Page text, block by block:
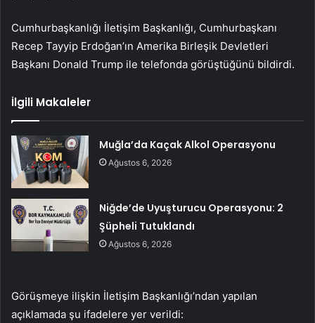
Cumhurbaşkanlığı İletişim Başkanlığı, Cumhurbaşkanı
Recep Tayyip Erdoğan’ın Amerika Birleşik Devletleri
Başkanı Donald Trump ile telefonda görüştüğünü bildirdi.
İlgili Makaleler
Muğla’da Kaçak Alkol Operasyonu
Ağustos 6, 2026
Niğde’de Uyuşturucu Operasyonu: 2
Şüpheli Tutuklandı
Ağustos 6, 2026
Görüşmeye ilişkin İletişim Başkanlığı’ndan yapılan
açıklamada şu ifadelere yer verildi: